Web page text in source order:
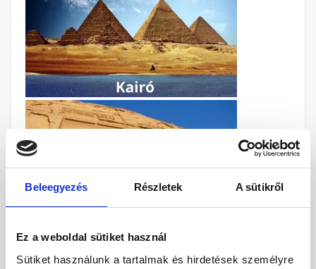
Beleegyezés Részletek A sütikről
Ez a weboldal sütiket használ
Sütiket használunk a tartalmak és hirdetések személyre